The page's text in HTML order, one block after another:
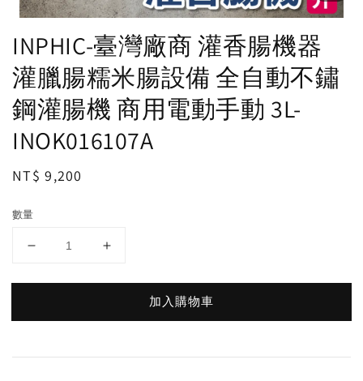
INPHIC-臺灣廠商 灌香腸機器
灌臘腸糯米腸設備 全自動不鏽
鋼灌腸機 商用電動手動 3L-
INOK016107A
Regular
NT$ 9,200
數量
加入購物車